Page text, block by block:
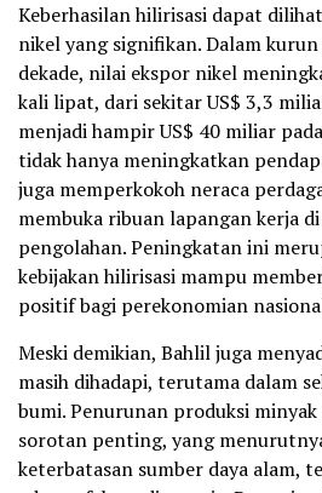
Keberhasilan hilirisasi dapat
nikel yang signifikan. Dalam
dekade, nilai ekspor nikel
kali lipat, dari sekitar US$ 3,3
menjadi hampir US$ 40 miliar
tidak hanya meningkatkan
juga memperkokoh neraca
membuka ribuan lapangan kerja
pengolahan. Peningkatan ini
kebijakan hilirisasi mampu
positif bagi perekonomian
Meski demikian, Bahlil juga
masih dihadapi, terutama dalam
bumi. Penurunan produksi
sorotan penting, yang
keterbatasan sumber daya alam,